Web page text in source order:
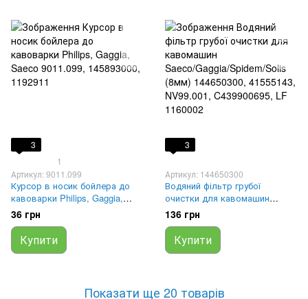
3
1
Артикул: 9011.099
Курсор в носик бойлера до
кавоварки Philips, Gaggia,
Saeco 9011.099, 145893000,
1192911
36 грн
Купити
3
Артикул: 144650300
Водяний фільтр грубої
очистки для кавомашин
Saeco/Gaggia/Spidem/Solis
(8мм) 144650300, 41555143,
NV99.001, C439900695, LF
1160002
136 грн
Купити
Показати ще 20 товарів